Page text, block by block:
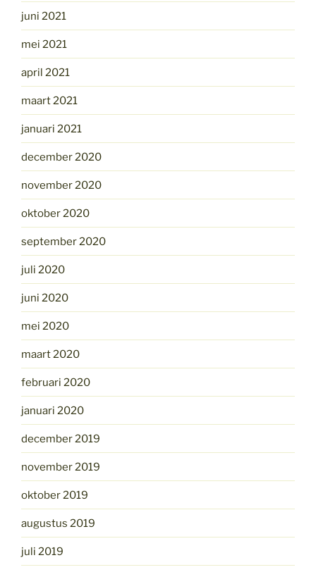
juni 2021
mei 2021
april 2021
maart 2021
januari 2021
december 2020
november 2020
oktober 2020
september 2020
juli 2020
juni 2020
mei 2020
maart 2020
februari 2020
januari 2020
december 2019
november 2019
oktober 2019
augustus 2019
juli 2019